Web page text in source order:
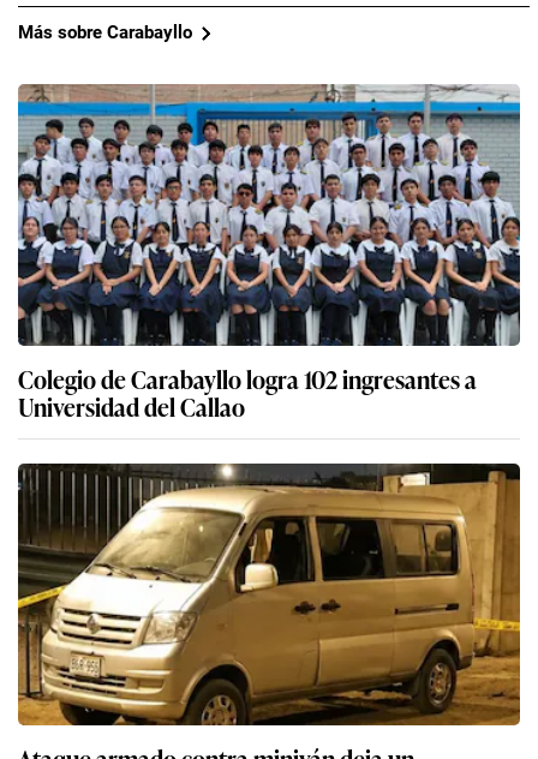
Más sobre Carabayllo
Colegio de Carabayllo logra 102 ingresantes a
Universidad del Callao